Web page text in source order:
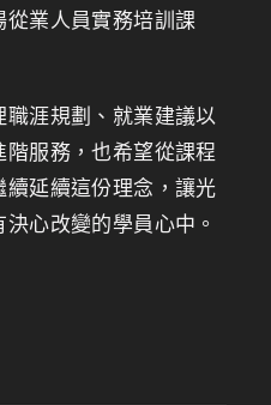
業人員實務培訓課
涯規劃、就業建議以
服務，也希望從課程
延續這份理念，讓光
心改變的學員心中。